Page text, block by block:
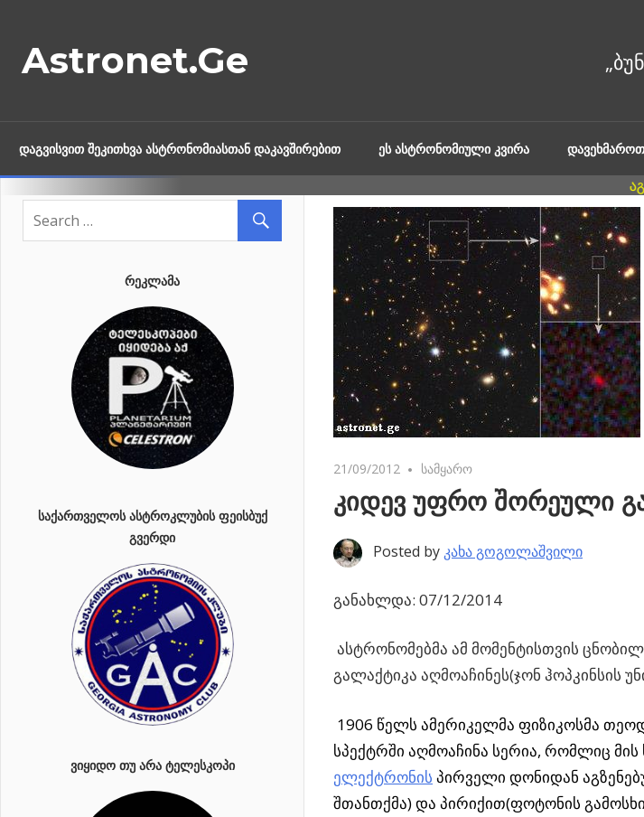
content
Astronet.Ge
ᲓᲐᲒᲕᲘᲡᲕᲘᲗ ᲨᲔᲙᲘᲗᲮᲕᲐ ᲐᲡᲢᲠᲝᲜᲝᲛᲘᲐᲡᲗᲐᲜ ᲓᲐᲙᲐᲕᲨᲘᲠᲔᲑᲘᲗ ᲔᲡ ᲐᲡᲢᲠᲝᲜᲝᲛᲘᲣᲚᲘ ᲙᲕᲘᲠᲐ
21/09/2012 No comments
სამყარო
კიდევ უფრო შორეული
Posted by კახა გოგოლაშვილი
განახლდა: 07/12/2014
ასტრონომებმა ამ მომენტისთვის
გალაქტიკა აღმოაჩინეს(ჯონ ჰოპკინსის
1906 წელს ამერიკელმა ფიზიკოსმა
სპექტრში აღმოაჩინა სერია, რომლიც
ელექტრონის პირველი დონიდან
შთანთქმა) და პირიქით(ფოტონის
ᲠᲔᲙᲚᲐᲛᲐ
ᲡᲐᲥᲐᲠᲗᲕᲔᲚᲝᲡ ᲐᲡᲢᲠᲝᲙᲚᲣᲑᲘᲡ ᲤᲔᲘᲡᲑᲣᲥ
ᲒᲕᲔᲠᲓᲘ
ᲕᲘᲧᲘᲓᲝ ᲗᲣ ᲐᲠᲐ ᲢᲔᲚᲔᲡᲙᲝᲞᲘ